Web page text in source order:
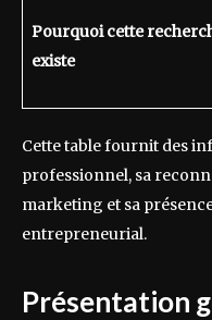
Pourquoi cette
existe
Cette table fournit des
professionnel, sa
marketing et sa
entrepreneurial.
Présentation